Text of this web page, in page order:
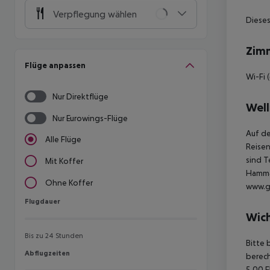
Verpflegung wählen
Flüge anpassen
Nur Direktflüge
Nur Eurowings-Flüge
Alle Flüge
Mit Koffer
Ohne Koffer
Flugdauer
Flugdauer
Bis zu 24 Stunden
Abflugzeiten
Abflugzeiten
Wi-Fi
Auf
sind
Bitte